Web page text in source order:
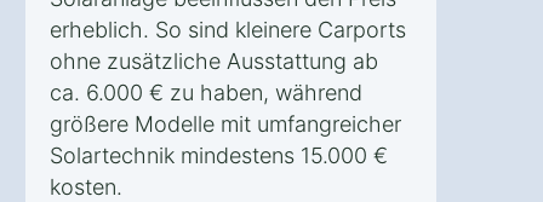
erheblich. So sind kleinere Carports
ohne zusätzliche Ausstattung ab
ca. 6.000 € zu haben, während
größere Modelle mit umfangreicher
Solartechnik mindestens 15.000 €
kosten.